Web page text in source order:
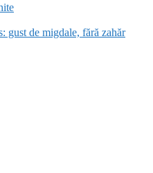
gust de migdale, fără zahăr